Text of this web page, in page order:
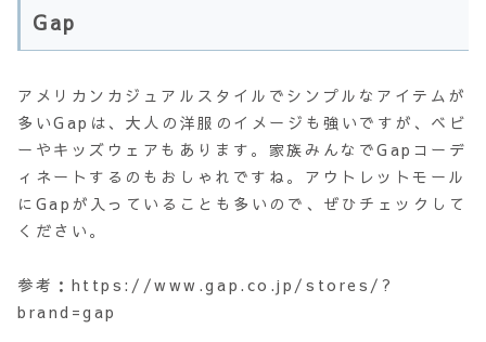
Gap
アメリカンカジュアルスタイルでシンプルなアイテムが
多いGapは、大人の洋服のイメージも強いですが、ベビ
ーやキッズウェアもあります。家族みんなでGapコーデ
ィネートするのもおしゃれですね。アウトレットモール
にGapが入っていることも多いので、ぜひチェックして
ください。
参考：https://www.gap.co.jp/stores/?
brand=gap